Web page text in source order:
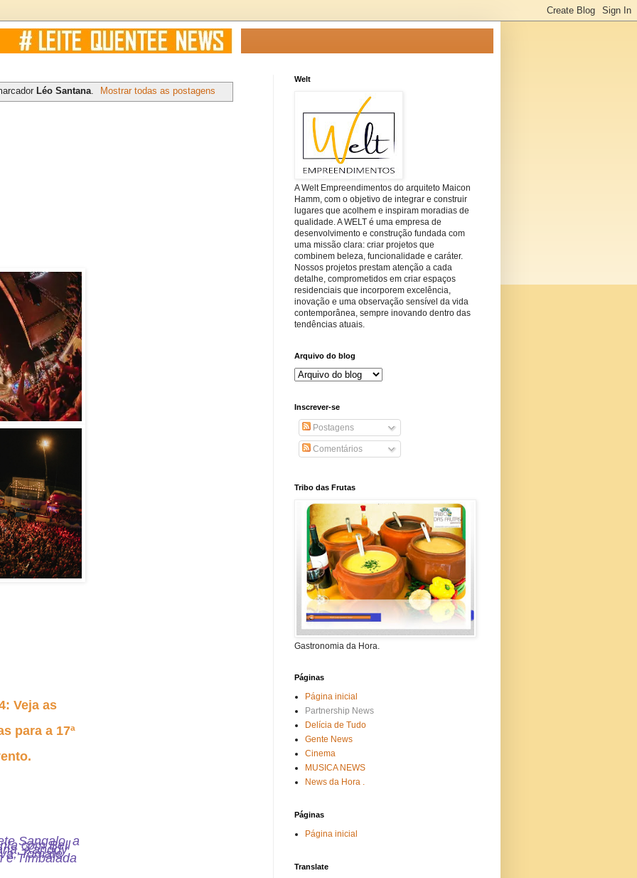
Léo Santana. Mostrar todas as postagens
Veja as
para a 17ª
Sangalo, a
com Bell
Xanddy
Tomate,
e Timbalada
Welt
A Welt Empreendimentos do arquiteto Maicon
Hamm, com o objetivo de integrar e construir
lugares que acolhem e inspiram moradias de
qualidade. A WELT é uma empresa de
desenvolvimento e construção fundada com
uma missão clara: criar projetos que
combinem beleza, funcionalidade e caráter.
Nossos projetos prestam atenção a cada
detalhe, comprometidos em criar espaços
residenciais que incorporem excelência,
inovação e uma observação sensível da vida
contemporânea, sempre inovando dentro das
tendências atuais.
Arquivo do blog
Inscrever-se
Postagens
Comentários
Tribo das Frutas
Gastronomia da Hora.
Páginas
Página inicial
Partnership News
Delícia de Tudo
Gente News
Cinema
MUSICA NEWS
News da Hora .
Páginas
Página inicial
Translate